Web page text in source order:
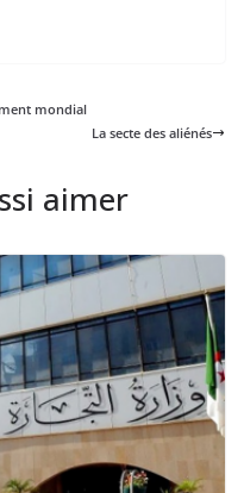
mondial
La secte des aliénés
aimer